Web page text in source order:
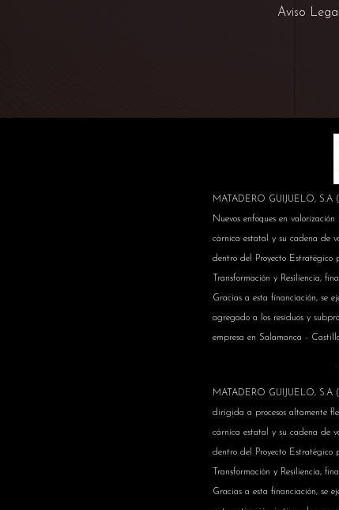
Aviso Legal
MATADERO GUIJUELO, S.A
Nuevos enfoques en
cárnica estatal y su cadena de
dentro del Proyecto Estratégico
Transformación y Resiliencia,
Gracias a esta financiación, se
agregado a los residuos y
empresa en Salamanca -
MATADERO GUIJUELO, S.A
dirigida a procesos altamente
cárnica estatal y su cadena de
dentro del Proyecto Estratégico
Transformación y Resiliencia,
Gracias a esta financiación, se